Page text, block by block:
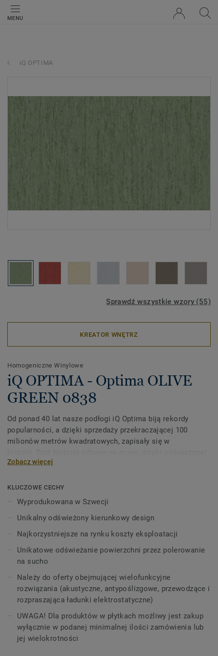
MENU
iQ OPTIMA
Sprawdź wszystkie wzory (55)
KREATOR WNĘTRZ
Homogeniczne Winylowe
iQ OPTIMA - Optima OLIVE
GREEN 0838
Od ponad 40 lat nasze podłogi iQ Optima biją rekordy
popularności, a dzięki sprzedaży przekraczającej 100
milionów metrów kwadratowych, zapisały się w
kolekcji inspirowanej światem w ruchu.
W nowych wzorach wykorzystano miękkie rozmycia oraz
farby akwarelowej. iQ Optima wyróżnia się
zaktualizowanym, unikalnym dla Tarkett wzorem
kierunkowym z półprzezroczystymi drobinkami oraz jest
teraz dostępna w 3 wzorach i 55 kolorach.
Kolekcja, należąca do grupy produktów iQ, wyróżnia się nie
tylko niezwykłą trwałością, odpornością na zużycie i
ścieranie w intensywnie użytkowanych pomieszczeniach,
ale także wyjątkowo korzystnym kosztem eksploatacji. iQ
Optima znana jest z unikalnej metody renowacji
powierzchni - polerowania na sucho, która przedłuża jej
żywotność i zapewnia niezrównaną trwałość.
Zobacz więcej
KLUCZOWE CECHY
Wyprodukowana w Szwecji
Unikalny odświeżony kierunkowy design
Najkorzystniejsze na rynku koszty eksploatacji
Unikatowe odświeżanie powierzchni przez polerowanie
na sucho
Należy do oferty obejmującej wielofunkcyjne
rozwiązania (akustyczne, antypoślizgowe, przewodzące i
rozpraszająca ładunki elektrostatyczne)
UWAGA! Dla produktów w płytkach możliwy jest zakup
wyłącznie w podanej minimalnej ilości zamówienia lub
jej wielokrotności